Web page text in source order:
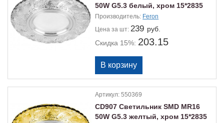
50W G5.3 белый, хром 15*2835
Производитель: Feron
Цена за шт:239 руб.
Скидка 15%: 203.15
Артикул:550369
CD907 Светильник SMD MR16
50W G5.3 желтый, хром 15*2835